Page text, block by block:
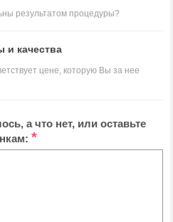
результатом процедуры?
и качества
цене, которую Вы за нее
а что нет, или оставьте
*